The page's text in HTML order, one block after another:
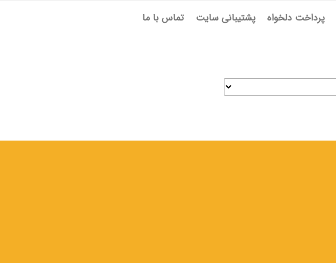
پرداخت دلخواه پشتیبانی سایت تماس با ما